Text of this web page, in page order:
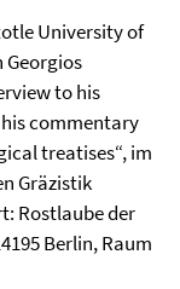
University of
Georgios
to his
commentary
treatises“, im
Gräzistik
Rostlaube der
Berlin, Raum